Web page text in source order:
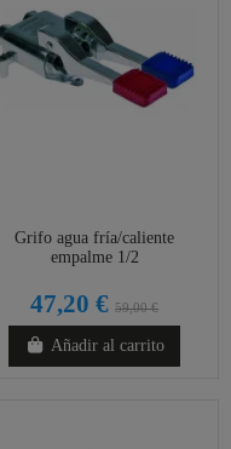
Grifo agua fría/caliente
empalme 1/2
47,20 €59,00 €
Añadir al carrito